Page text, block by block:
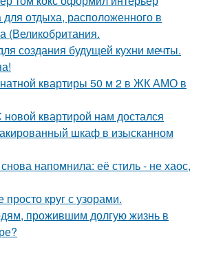
отдыха, расположенного в
(Великобритания.
создания будущей кухни мечты.
квартиры 50 м 2 в ЖК АМО в
квартирой нам достался
шкаф в изысканном
напомнила: её стиль - не хаос,
круг с узорами.
прожившим долгую жизнь в